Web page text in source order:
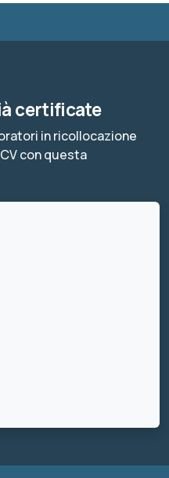
certificate
in ricollocazione
con questa